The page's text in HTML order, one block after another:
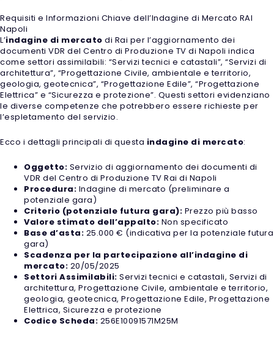
Requisiti e Informazioni Chiave dell’Indagine di Mercato RAI
Napoli
L’indagine di mercato di Rai per l’aggiornamento dei
documenti VDR del Centro di Produzione TV di Napoli indica
come settori assimilabili: “Servizi tecnici e catastali”, “Servizi di
architettura”, “Progettazione Civile, ambientale e territorio,
geologia, geotecnica”, “Progettazione Edile”, “Progettazione
Elettrica” e “Sicurezza e protezione”. Questi settori evidenziano
le diverse competenze che potrebbero essere richieste per
l’espletamento del servizio.
Ecco i dettagli principali di questa indagine di mercato:
Oggetto: Servizio di aggiornamento dei documenti di
VDR del Centro di Produzione TV Rai di Napoli
Procedura: Indagine di mercato (preliminare a
potenziale gara)
Criterio (potenziale futura gara): Prezzo più basso
Valore stimato dell’appalto: Non specificato
Base d’asta: 25.000 € (indicativa per la potenziale futura
gara)
Scadenza per la partecipazione all’indagine di
mercato: 20/05/2025
Settori Assimilabili: Servizi tecnici e catastali, Servizi di
architettura, Progettazione Civile, ambientale e territorio,
geologia, geotecnica, Progettazione Edile, Progettazione
Elettrica, Sicurezza e protezione
Codice Scheda: 256E10091571M25M